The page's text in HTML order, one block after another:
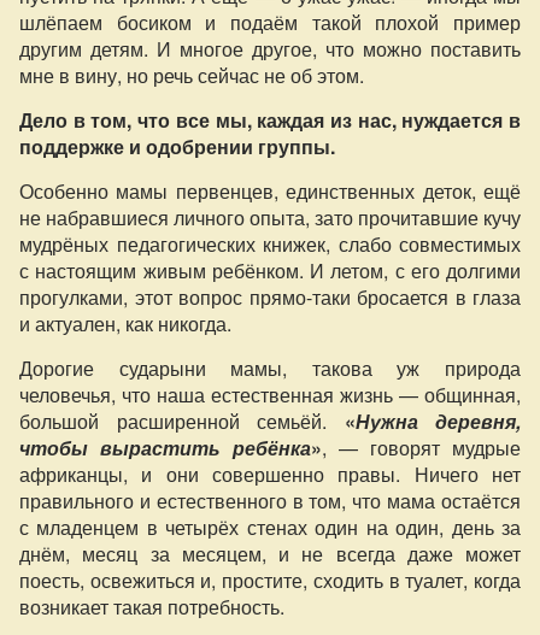
шлёпаем босиком и подаём такой плохой пример
другим детям. И многое другое, что можно поставить
мне в вину, но речь сейчас не об этом.
Дело в том, что все мы, каждая из нас, нуждается в
поддержке и одобрении группы.
Особенно мамы первенцев, единственных деток, ещё
не набравшиеся личного опыта, зато прочитавшие кучу
мудрёных педагогических книжек, слабо совместимых
с настоящим живым ребёнком. И летом, с его долгими
прогулками, этот вопрос прямо-таки бросается в глаза
и актуален, как никогда.
Дорогие сударыни мамы, такова уж природа
человечья, что наша естественная жизнь — общинная,
большой расширенной семьёй. «Нужна деревня,
чтобы вырастить ребёнка», — говорят мудрые
африканцы, и они совершенно правы. Ничего нет
правильного и естественного в том, что мама остаётся
с младенцем в четырёх стенах один на один, день за
днём, месяц за месяцем, и не всегда даже может
поесть, освежиться и, простите, сходить в туалет, когда
возникает такая потребность.